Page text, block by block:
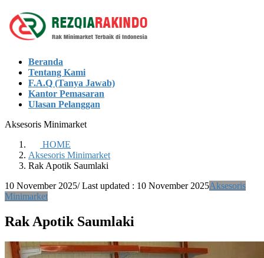
Skip
to
the
Skip
to
the
Beranda
Tentang Kami
F.A.Q (Tanya Jawab)
Kantor Pemasaran
Ulasan Pelanggan
Aksesoris Minimarket
HOME
Aksesoris Minimarket
Rak Apotik Saumlaki
10 November 2025/ Last updated : 10 November 2025Aksesoris
Minimarket
Rak Apotik Saumlaki